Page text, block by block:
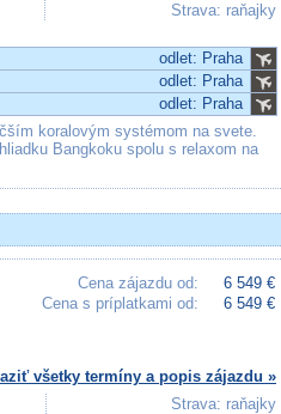
Strava: raňajky
odlet: Praha
odlet: Praha
odlet: Praha
koralovým systémom na svete.
Bangkoku spolu s relaxom na
Cena zájazdu od:
6 549 €
Cena s príplatkami od:
6 549 €
všetky termíny a popis zájazdu »
Strava: raňajky